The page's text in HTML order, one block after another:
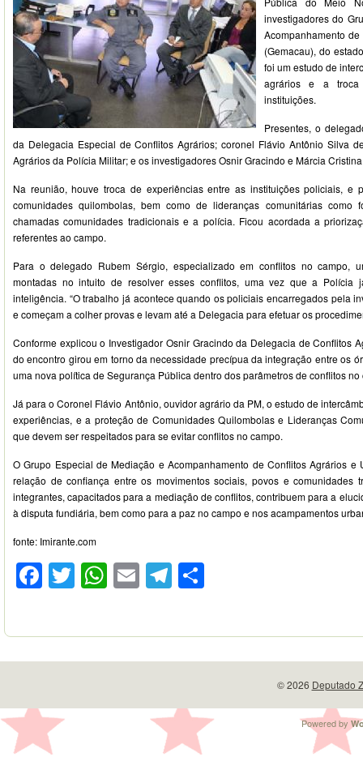
investigadores do
Acompanhamento
(Gemacau), do
foi um estudo de
agrários e a troca
instituições.
Presentes, o
da Delegacia Especial de Conflitos Agrários; coronel Flávio Antônio Silva
Agrários da Polícia Militar; e os investigadores Osnir Gracindo e Márcia
Na reunião, houve troca de experiências entre as instituições policiais, e
comunidades quilombolas, bem como de lideranças comunitárias como
chamadas comunidades tradicionais e a polícia. Ficou acordada a
referentes ao campo.
Para o delegado Rubem Sérgio, especializado em conflitos no campo,
montadas no intuito de resolver esses conflitos, uma vez que a Polícia
inteligência. “O trabalho já acontece quando os policiais encarregados pela
e começam a colher provas e levam até a Delegacia para efetuar os
Conforme explicou o Investigador Osnir Gracindo da Delegacia de Conflitos
do encontro girou em torno da necessidade precípua da integração entre os
uma nova política de Segurança Pública dentro dos parâmetros de conflitos no
Já para o Coronel Flávio Antônio, ouvidor agrário da PM, o estudo de
experiências, e a proteção de Comunidades Quilombolas e Lideranças
que devem ser respeitados para se evitar conflitos no campo.
O Grupo Especial de Mediação e Acompanhamento de Conflitos Agrários e
relação de confiança entre os movimentos sociais, povos e comunidades
integrantes, capacitados para a mediação de conflitos, contribuem para a
à disputa fundiária, bem como para a paz no campo e nos acampamentos
fonte: Imirante.com
Facebook
Twitter
WhatsApp
EmailTelegram
© 2026 Deputado
Powered by